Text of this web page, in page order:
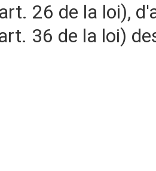
26 de la loi),
36 de la loi)